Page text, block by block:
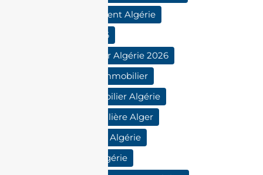
location appartement Algérie
loyers Algérie 2026
marché immobilier Algérie 2026
rendement brut immobilier
rendement immobilier Algérie
rentabilité immobilière Alger
rentabilité locative Algérie
revenus locatifs Algérie